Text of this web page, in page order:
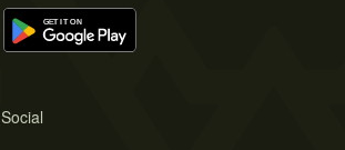
Social